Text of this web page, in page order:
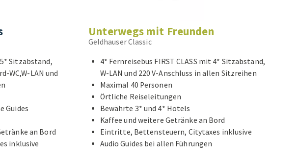
Sitzabstand,
WC,W-LAN und
Guides
an Bord
inklusive
Unterwegs mit Freunden
Geldhauser Classic
4* Fernreisebus FIRST CLASS mit 4* Sitzabstand,
W-LAN und 220 V-Anschluss in allen Sitzreihen
Maximal 40 Personen
Örtliche Reiseleitungen
Bewährte 3* und 4* Hotels
Kaffee und weitere Getränke an Bord
Eintritte, Bettensteuern, Citytaxes inklusive
Audio Guides bei allen Führungen